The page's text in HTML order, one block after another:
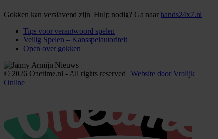
Gokken kan verslavend zijn. Hulp nodig? Ga naar hands24x7.nl
Tips voor verantwoord spelen
Veilig Spelen – Kansspelautoriteit
Open over gokken
© 2026 Onetime.nl - All rights reserved | Website door Vrolijk
Online